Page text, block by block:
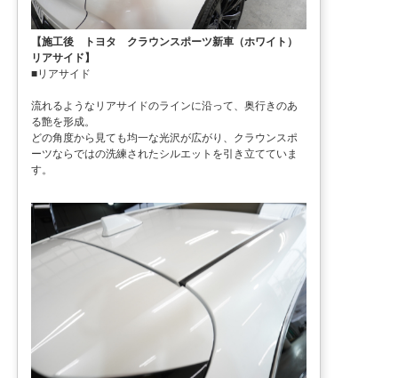
【施工後 トヨタ クラウンスポーツ新車（ホワイト）
リアサイド】
■リアサイド
流れるようなリアサイドのラインに沿って、奥行きのあ
る艶を形成。
どの角度から見ても均一な光沢が広がり、クラウンスポ
ーツならではの洗練されたシルエットを引き立てていま
す。